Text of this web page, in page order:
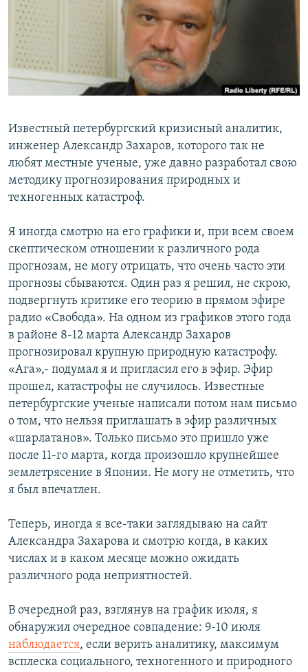
РАСПИСАНИЕ ВЕЩАНИЯ
ПОДПИШИТЕСЬ НА РАССЫЛКУ
СОЦИАЛЬНЫЕ СЕТИ
Все сайты РСЕ/РС
Известный петербургский кризисный аналитик,
инженер Александр Захаров, которого так не
любят местные ученые, уже давно разработал свою
методику прогнозирования природных и
техногенных катастроф.
Я иногда смотрю на его графики и, при всем своем
скептическом отношении к различного рода
прогнозам, не могу отрицать, что очень часто эти
прогнозы сбываются. Один раз я решил, не скрою,
подвергнуть критике его теорию в прямом эфире
радио «Свобода». На одном из графиков этого года
в районе 8-12 марта Александр Захаров
прогнозировал крупную природную катастрофу.
«Ага»,- подумал я и пригласил его в эфир. Эфир
прошел, катастрофы не случилось. Известные
петербургские ученые написали потом нам письмо
о том, что нельзя приглашать в эфир различных
«шарлатанов». Только письмо это пришло уже
после 11-го марта, когда произошло крупнейшее
землетрясение в Японии. Не могу не отметить, что
я был впечатлен.
Теперь, иногда я все-таки заглядываю на сайт
Александра Захарова и смотрю когда, в каких
числах и в каком месяце можно ожидать
различного рода неприятностей.
В очередной раз, взглянув на график июля, я
обнаружил очередное совпадение: 9-10 июля
наблюдается, если верить аналитику, максимум
всплеска социального, техногенного и природного